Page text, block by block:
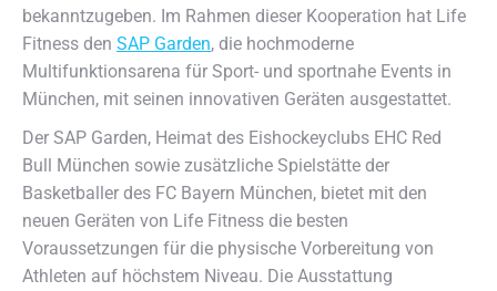
bekanntzugeben. Im Rahmen dieser Kooperation hat Life
Fitness den SAP Garden, die hochmoderne
Multifunktionsarena für Sport- und sportnahe Events in
München, mit seinen innovativen Geräten ausgestattet.
Der SAP Garden, Heimat des Eishockeyclubs EHC Red
Bull München sowie zusätzliche Spielstätte der
Basketballer des FC Bayern München, bietet mit den
neuen Geräten von Life Fitness die besten
Voraussetzungen für die physische Vorbereitung von
Athleten auf höchstem Niveau. Die Ausstattung